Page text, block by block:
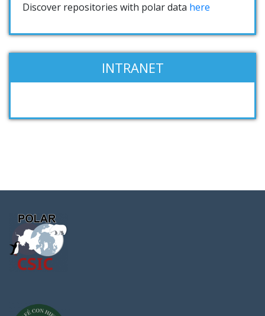
Discover repositories with polar data here
INTRANET